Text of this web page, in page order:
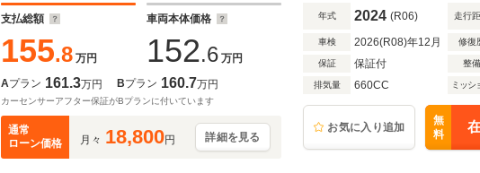
フロアマット アイドリングストップ
支払総額
155.8 万円
車両本体価格
152.6 万円
Aプラン 161.3万円 Bプラン 160.7万円
カーセンサーアフター保証がBプランに付いています
通常
ローン価格
月々 18,800円 詳細を見る
年式 2024 (R06) 走行
車検 2026(R08)年12月 修復
保証 保証付 整備
排気量 660CC ミッシ
お気に入り追加
無
料